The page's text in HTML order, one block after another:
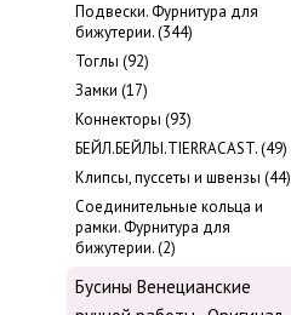
Подвески. Фурнитура для
бижутерии. (344)
Тоглы (92)
Замки (17)
Коннекторы (93)
БЕЙЛ.БЕЙЛЫ.TIERRACAST. (49)
Клипсы, пуссеты и швензы (44)
Соединительные кольца и
рамки. Фурнитура для
бижутерии. (2)
Бусины Венецианские